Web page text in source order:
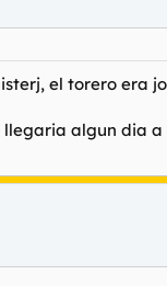
el torero era
llegaria algun dia